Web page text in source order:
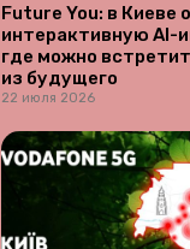
Future You: в Киеве
интерактивную AI-
где можно
из будущего
22 июля 2026